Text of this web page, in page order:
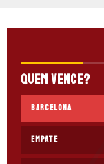
Quem vence?
Barcelona
Empate